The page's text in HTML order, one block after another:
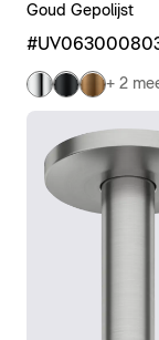
Goud Gepolijst
+ 2